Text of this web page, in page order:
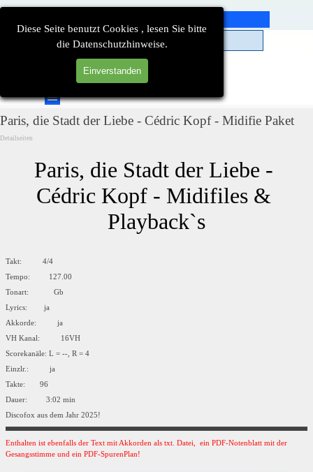
Diese Seite benutzt Cookies , lesen Sie bitte
die Datenschutzhinweise.
Einverstanden
Direkt zum Seiteninhalt
Menü überspringen
Paris, die Stadt der Liebe - Cédric Kopf - Midifie Paket
Detailseiten
Paris, die Stadt der Liebe -
Cédric Kopf - Midifiles &
Playback`s
Takt: 4/4
Tempo: 127.00
Tonart: Gb
Lyrics: ja
Akkorde: ja
VH Kanal: 16VH
Scorekanäle: L = --, R = 4
Einzlr.: ja
Takte: 96
Dauer: 3:02 min
Discofox aus dem Jahr 2025!
Enthalten ist ebenfalls der Text mit Akkorden als txt. Datei, ein PDF-Notenblatt mit der
Gesangsstimme und ein PDF-SpurenPlan!